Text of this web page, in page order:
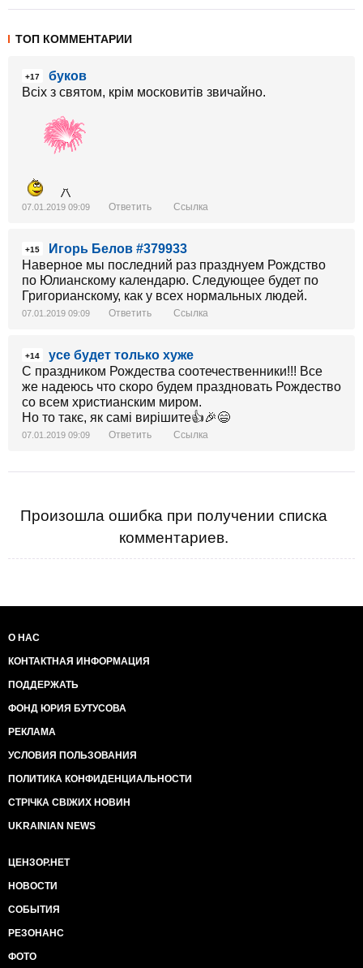
ТОП КОММЕНТАРИИ
+17
буков
Всіх з святом, крім московитів звичайно.
07.01.2019 09:09 Ответить Ссылка
+15
Игорь Белов #379933
Наверное мы последний раз празднуем Рождство
по Юлианскому календарю. Следующее будет по
Григорианскому, как у всех нормальных людей.
07.01.2019 09:09 Ответить Ссылка
+14
усе будет только хуже
С праздником Рождества соотечественники!!! Все
же надеюсь что скоро будем праздновать Рождество
со всем христианским миром.
Но то такє, як самі вирішите👍🎉😄
07.01.2019 09:09 Ответить Ссылка
Произошла ошибка при получении списка
комментариев.
О НАС
КОНТАКТНАЯ ИНФОРМАЦИЯ
ПОДДЕРЖАТЬ
ФОНД ЮРИЯ БУТУСОВА
РЕКЛАМА
УСЛОВИЯ ПОЛЬЗОВАНИЯ
ПОЛИТИКА КОНФИДЕНЦИАЛЬНОСТИ
СТРІЧКА СВІЖИХ НОВИН
UKRAINIAN NEWS
ЦЕНЗОР.НЕТ
НОВОСТИ
СОБЫТИЯ
РЕЗОНАНС
ФОТО